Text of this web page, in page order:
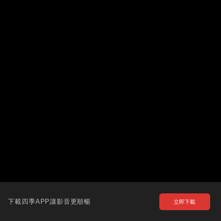
下載四季APP讓影音更順暢 立即下載